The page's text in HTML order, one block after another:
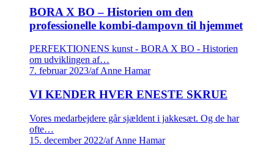
BORA X BO – Historien om den
professionelle kombi-dampovn til hjemmet
PERFEKTIONENS kunst - BORA X BO - Historien
om udviklingen af…
7. februar 2023/af Anne Hamar
VI KENDER HVER ENESTE SKRUE
Vores medarbejdere går sjældent i jakkesæt. Og de har
ofte…
15. december 2022/af Anne Hamar